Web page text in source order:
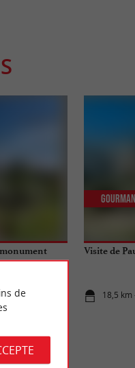
Visite de
18,5 km
de